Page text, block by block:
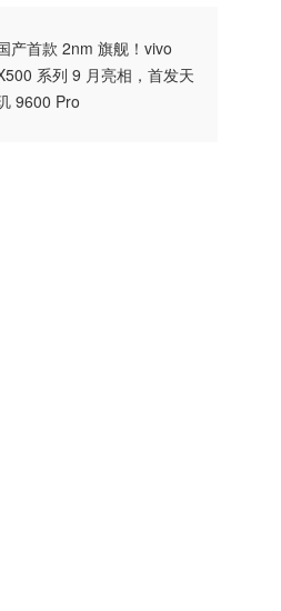
产首款 2nm 旗舰！vivo
系列 9 月亮相，首发天
9600 Pro